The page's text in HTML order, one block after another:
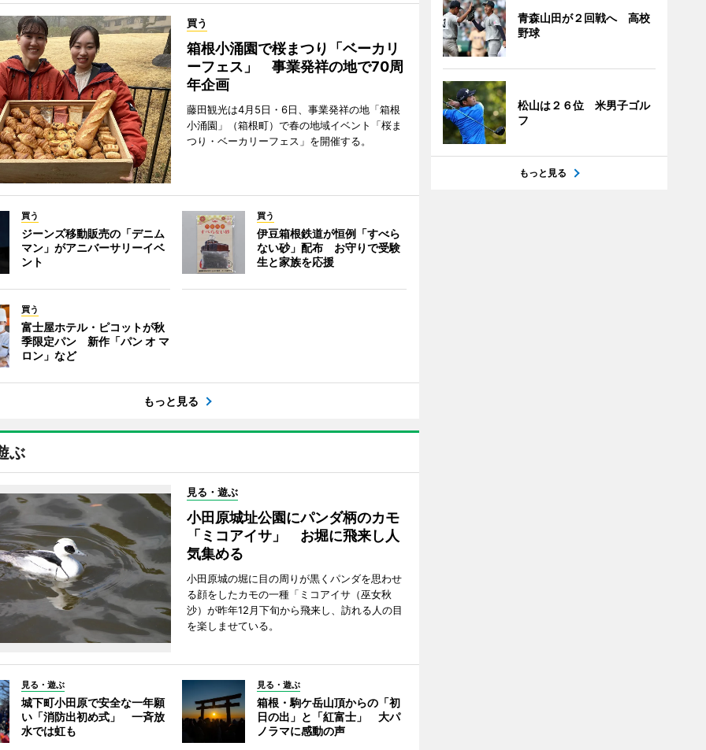
買う
箱根小涌園で桜まつり「ベーカリ
ーフェス」 事業発祥の地で70周
年企画
藤田観光は4月5日・6日、事業発祥の地「箱根
小涌園」（箱根町）で春の地域イベント「桜ま
つり・ベーカリーフェス」を開催する。
買う
ジーンズ移動販売の「デニム
マン」がアニバーサリーイベ
ント
買う
伊豆箱根鉄道が恒例「すべら
ない砂」配布 お守りで受験
生と家族を応援
買う
富士屋ホテル・ピコットが秋
季限定パン 新作「パン オ マ
ロン」など
もっと見る
ぶ
見る・遊ぶ
小田原城址公園にパンダ柄のカモ
「ミコアイサ」 お堀に飛来し人
気集める
小田原城の堀に目の周りが黒くパンダを思わせ
る顔をしたカモの一種「ミコアイサ（巫女秋
沙）が昨年12月下旬から飛来し、訪れる人の目
を楽しませている。
見る・遊ぶ
城下町小田原で安全な一年願
い「消防出初め式」 一斉放
水では虹も
見る・遊ぶ
箱根・駒ケ岳山頂からの「初
日の出」と「紅富士」 大パ
ノラマに感動の声
青森山田が２回戦へ 高校
野球
松山は２６位 米男子ゴル
フ
もっと見る